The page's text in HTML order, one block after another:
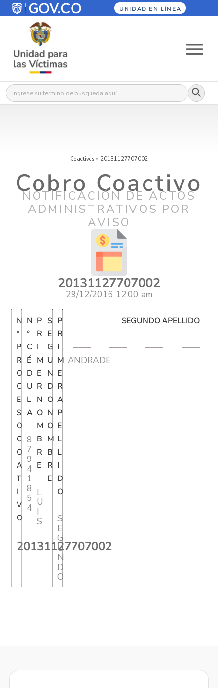
UNIDAD EN LÍNEA
Buscar: Botón
Coactivos » 20131127707002
Cobro Coactivo
NOTIFICACIÓN DE ACTOS
ADMINISTRATIVOS POR
AVISO
20131127707002
29/12/2016 12:00 am
N
°
P
R
O
C
E
S
O
C
O
A
T
I
V
O
20131127707002
N
°
C
É
D
U
L
A
8
7
9
4
1
8
5
4
P
R
I
M
E
R
N
O
M
B
R
E
L
U
I
S
S
E
G
U
N
D
O
N
O
M
B
R
E
P
R
I
M
E
R
A
P
E
L
L
I
D
O
S
E
G
U
N
D
O
SEGUNDO APELLIDO
ANDRADE